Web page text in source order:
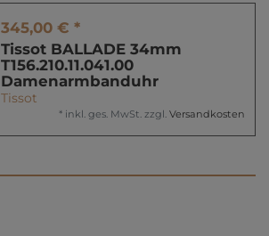
345,00 € *
Tissot BALLADE 34mm
T156.210.11.041.00
Damenarmbanduhr
Tissot
* inkl. ges. MwSt. zzgl. Versandkosten